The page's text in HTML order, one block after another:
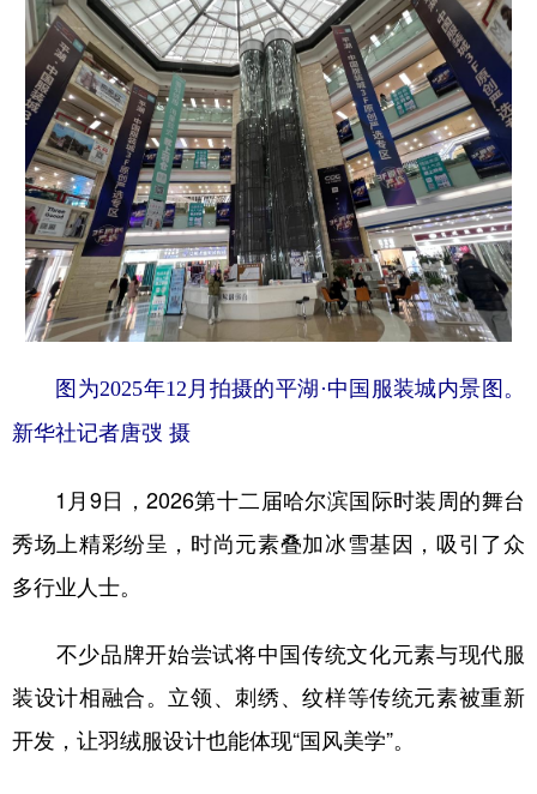
图为2025年12月拍摄的平湖·中国服装城内景图。
新华社记者唐弢 摄
1月9日，2026第十二届哈尔滨国际时装周的舞台
秀场上精彩纷呈，时尚元素叠加冰雪基因，吸引了众
多行业人士。
不少品牌开始尝试将中国传统文化元素与现代服
装设计相融合。立领、刺绣、纹样等传统元素被重新
开发，让羽绒服设计也能体现“国风美学”。